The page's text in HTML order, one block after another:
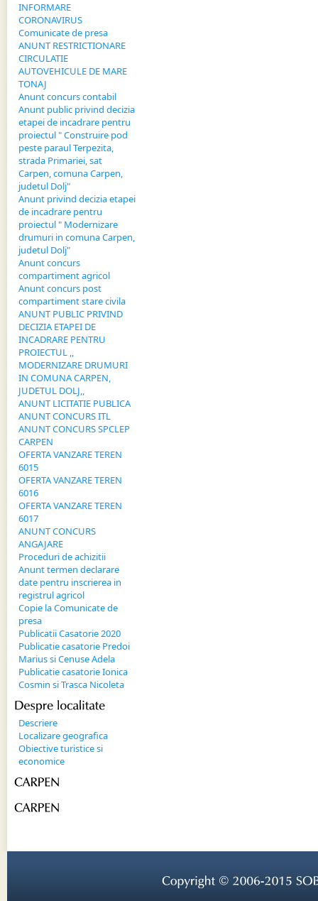
INFORMARE
CORONAVIRUS
Comunicate de presa
ANUNT RESTRICTIONARE
CIRCULATIE
AUTOVEHICULE DE MARE
TONAJ
Anunt concurs contabil
Anunt public privind decizia
etapei de incadrare pentru
proiectul " Construire pod
peste paraul Terpezita,
strada Primariei, sat
Carpen, comuna Carpen,
judetul Dolj"
Anunt privind decizia etapei
de incadrare pentru
proiectul " Modernizare
drumuri in comuna Carpen,
judetul Dolj"
Anunt concurs
compartiment agricol
Anunt concurs post
compartiment stare civila
ANUNT PUBLIC PRIVIND
DECIZIA ETAPEI DE
INCADRARE PENTRU
PROIECTUL ,,
MODERNIZARE DRUMURI
IN COMUNA CARPEN,
JUDETUL DOLJ,,
ANUNT LICITATIE PUBLICA
ANUNT CONCURS ITL
ANUNT CONCURS SPCLEP
CARPEN
OFERTA VANZARE TEREN
6015
OFERTA VANZARE TEREN
6016
OFERTA VANZARE TEREN
6017
ANUNT CONCURS
ANGAJARE
Proceduri de achizitii
Anunt termen declarare
date pentru inscrierea in
registrul agricol
Copie la Comunicate de
presa
Publicatii Casatorie 2020
Publicatie casatorie Predoi
Marius si Cenuse Adela
Publicatie casatorie Ionica
Cosmin si Trasca Nicoleta
Despre localitate
Descriere
Localizare geografica
Obiective turistice si
economice
CARPEN
CARPEN
Copyright © 2006-2015